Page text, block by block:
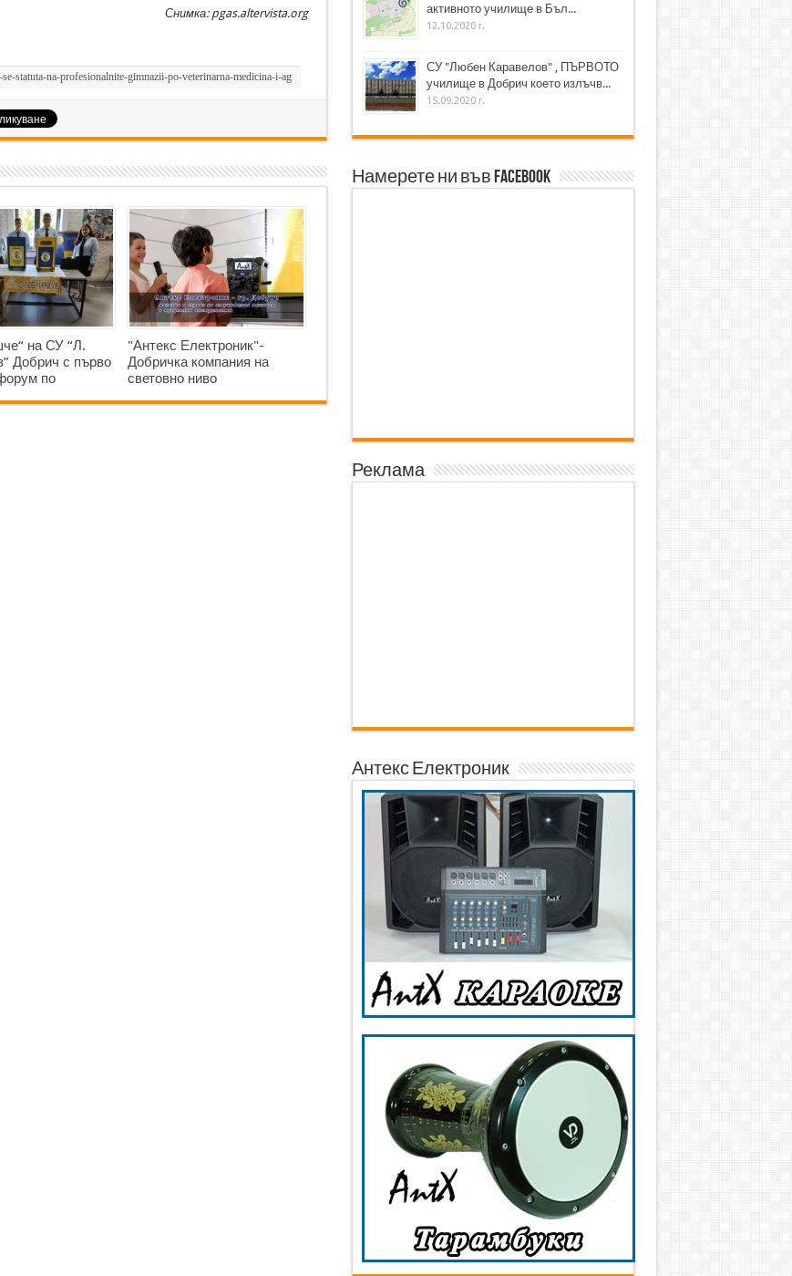
Снимка: pgas.altervista.org
на СУ “Л.
Добрич с първо
по
"Антекс Електроник"-
Добричка компания на
световно ниво
активното училище в Бъл...
12.10.2020 г.
СУ "Любен Каравелов" , ПЪРВОТО
училище в Добрич което излъчв...
15.09.2020 г.
Намерете ни във Facebook
Реклама
Антекс Електроник